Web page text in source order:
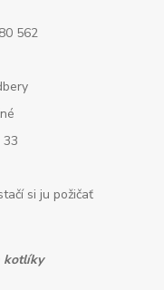
562
33
si ju požičať
kotlíky